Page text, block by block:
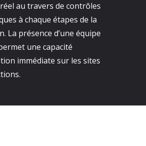
au travers de contrôles
à chaque étapes de la
La présence d’une équipe
une capacité
immédiate sur les sites